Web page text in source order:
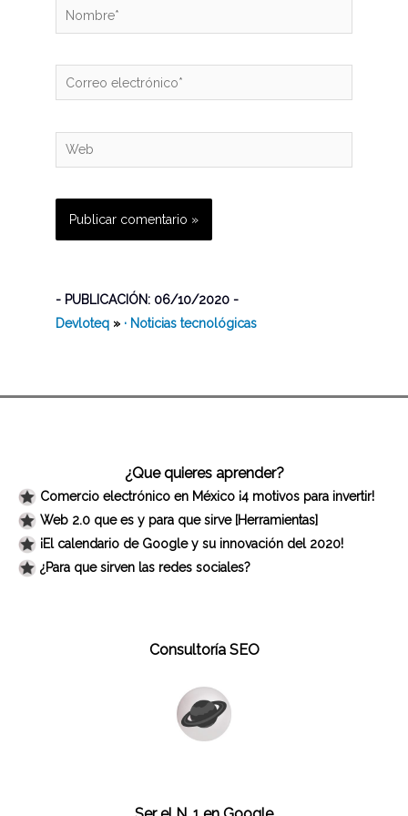
Nombre*
Correo
electrónico*
Web
- PUBLICACIÓN: 06/10/2020 -
Devloteq» · Noticias tecnológicas
¿Que quieres aprender?
Comercio electrónico en México ¡4 motivos para invertir!
Web 2.0 que es y para que sirve [Herramientas]
¡El calendario de Google y su innovación del 2020!
¿Para que sirven las redes sociales?
Consultoría SEO